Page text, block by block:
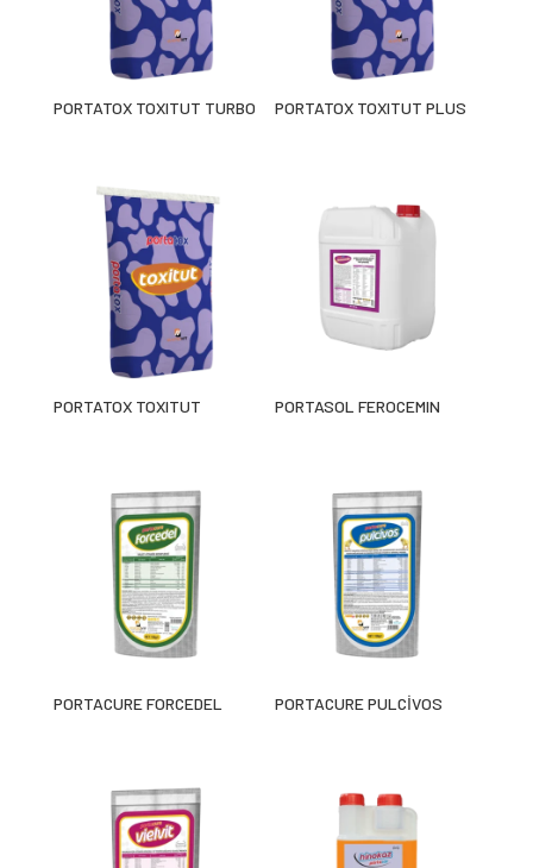
PORTATOX TOXITUT TURBO PORTATOX TOXITUT PLUS
PORTATOX TOXITUT PORTASOL FEROCEMIN
PORTACURE FORCEDEL PORTACURE PULCİVOS